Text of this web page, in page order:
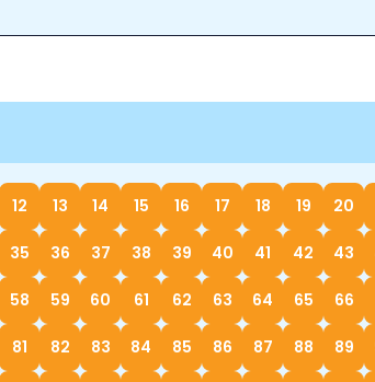
12 13 14 15 16 17 18 19 20
35 36 37 38 39 40 41 42 43
58 59 60 61 62 63 64 65 66
81 82 83 84 85 86 87 88 89